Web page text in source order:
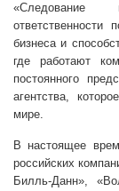
«Следование
ответственности
бизнеса и
где работают
постоянного
агентства,
мире.
В настоящее
российских
Билль-Данн»,